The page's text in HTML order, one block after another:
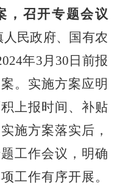
，召开专题会议
人民政府、国有农
年3月 30 日前报
。 实施方案应明
上报时间、补贴
施方案落实后，
工作会议，明确
工作有序开展。